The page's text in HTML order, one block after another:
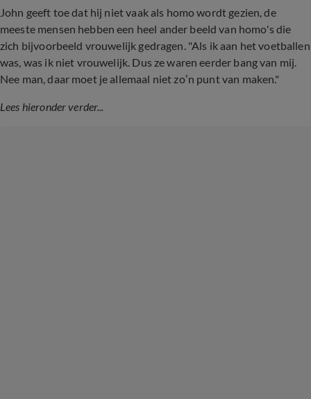
John geeft toe dat hij niet vaak als homo wordt gezien, de
meeste mensen hebben een heel ander beeld van homo's die
zich bijvoorbeeld vrouwelijk gedragen. "Als ik aan het voetballen
was, was ik niet vrouwelijk. Dus ze waren eerder bang van mij.
Nee man, daar moet je allemaal niet zo’n punt van maken."
Lees hieronder verder...